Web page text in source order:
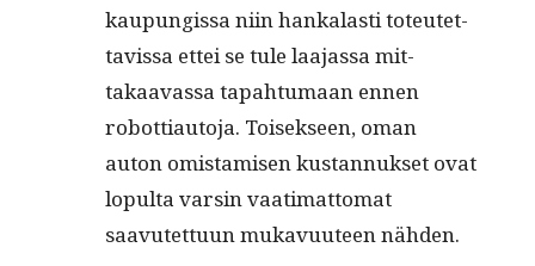
kaupungis­sa niin han­kalasti toteutet­
tavis­sa ettei se tule laa­jas­sa mit­
takaavas­sa tapah­tu­maan ennen
robot­ti­au­to­ja. Toisek­seen, oman
auton omis­tamisen kus­tan­nuk­set ovat
lop­ul­ta varsin vaa­ti­mat­tomat
saavutet­tuun mukavu­u­teen nähden.